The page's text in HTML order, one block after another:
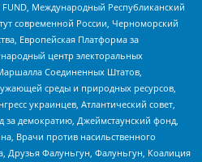
FUND, Международный Республиканский
современной России, Черноморский
Европейская Платформа за
центр электоральных
Соединенных Штатов,
среды и природных ресурсов,
украинцев, Атлантический совет,
за демократию, Джеймстаунский фонд,
Врачи против насильственного
Друзья Фалуньгун, Фалуньгун, Коалиция